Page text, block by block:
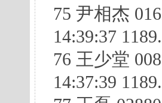
75 尹相杰
14:39:37
76 王少堂
14:37:39